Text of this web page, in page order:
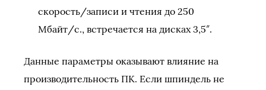
скорость/записи и чтения до 250
Мбайт/c., встречается на дисках 3,5″.
Данные параметры оказывают влияние на
производительность ПК. Если шпиндель не